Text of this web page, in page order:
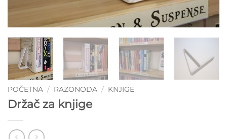
POČETNA / RAZONODA / KNJIGE
Držač za knjige